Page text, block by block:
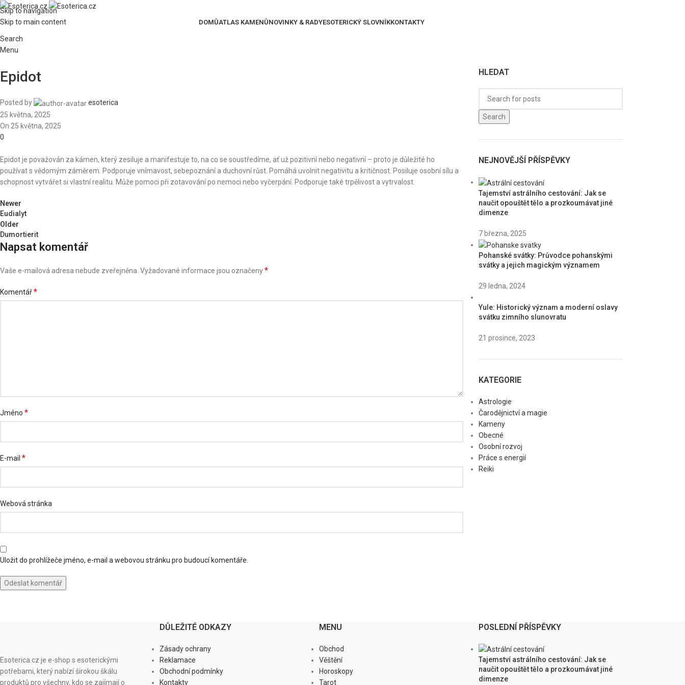
Skip to navigation
Skip to main content
DOMŮATLAS KAMENŮNOVINKY & RADYESOTERICKÝ SLOVNÍKKONTAKTY
Search
Menu
Epidot
Posted by
esoterica
25 května, 2025
On 25 května, 2025
0
Epidot je považován za kámen, který zesiluje a manifestuje to, na co se soustředíme, ať už pozitivní nebo negativní – proto je důležité ho
používat s vědomým záměrem. Podporuje vnímavost, sebepoznání a duchovní růst. Pomáhá uvolnit negativitu a kritičnost. Posiluje osobní sílu a
schopnost vytvářet si vlastní realitu. Může pomoci při zotavování po nemoci nebo vyčerpání. Podporuje také trpělivost a vytrvalost.
Newer
Eudialyt
Older
Dumortierit
Napsat komentář
Vaše e-mailová adresa nebude zveřejněna. Vyžadované informace jsou označeny*
Komentář*
Jméno *
E-mail *
Webová stránka
Uložit do prohlížeče jméno, e-mail a webovou stránku pro budoucí komentáře.
HLEDAT
Search
NEJNOVĚJŠÍ PŘÍSPĚVKY
Tajemství astrálního cestování: Jak se
naučit opouštět tělo a prozkoumávat jiné
dimenze
7 března, 2025
Pohanské svátky: Průvodce pohanskými
svátky a jejich magickým významem
29 ledna, 2024
Yule: Historický význam a moderní oslavy
svátku zimního slunovratu
21 prosince, 2023
KATEGORIE
Astrologie
Čarodějnictví a magie
Kameny
Obecné
Osobní rozvoj
Práce s energií
Reiki
Esoterica.cz je e-shop s esoterickými
potřebami, který nabízí širokou škálu
produktů pro všechny, kdo se zajímají o
DŮLEŽITÉ ODKAZY
Zásady ochrany
Reklamace
Obchodní podmínky
Kontakty
MENU
Obchod
Věštění
Horoskopy
Tarot
POSLEDNÍ PŘÍSPĚVKY
Tajemství astrálního cestování: Jak se
naučit opouštět tělo a prozkoumávat jiné
dimenze